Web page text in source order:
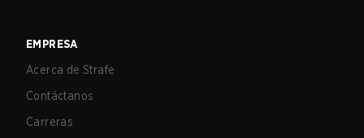
EMPRESA
Acerca de Strafe
Contáctanos
Carreras